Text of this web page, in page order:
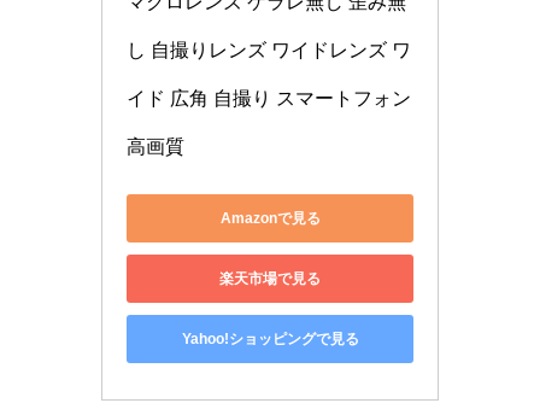
し 自撮りレンズ ワイドレンズ ワ
イド 広角 自撮り スマートフォン
高画質
Amazonで見る
楽天市場で見る
Yahoo!ショッピングで見る